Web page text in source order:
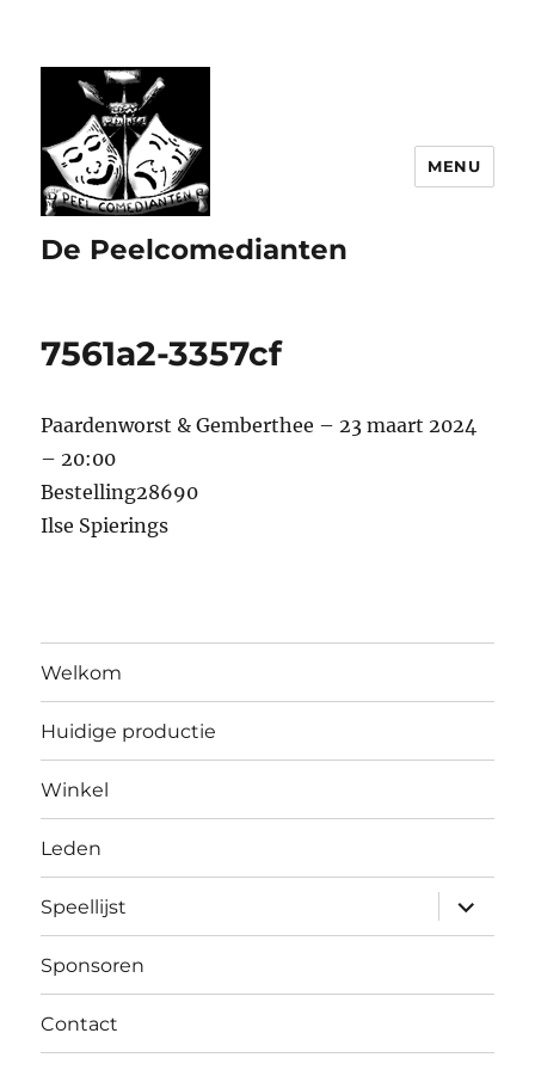
De Peelcomedianten
MENU
7561a2-3357cf
Paardenworst & Gemberthee – 23 maart 2024
– 20:00
Bestelling28690
Ilse Spierings
Welkom
Huidige productie
Winkel
Leden
Speellijst
Sponsoren
Contact